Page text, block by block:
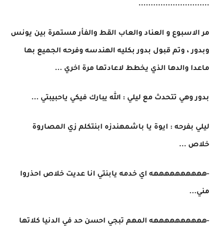
.............................
مر الاسبوع و العناد والعاب القط والفأر مستمرة بين يونس
وبدور ، وتم قبول بدور بكليه الهندسه وفرحه الجميع بها
ماعدا والدها الذي يخطط لاعادتها مرة اخري ...
بدور وهي تتحدث مع ليلي : الله يبارك فيكي ياحبيبتي ...
ليلي بفرحه : ايوة يا باشمهندزه ابنتكلم زي المصاروة
خلاص ...
-ههههههههههه اي خدمه يابنتي انا عديت خلاص احذروا
مني...
-ههههههههههه المهم تبجي احسن حد في الدنيا كلاتها